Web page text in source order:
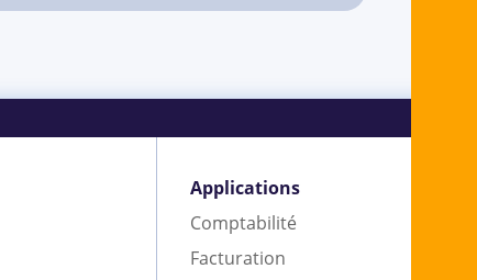
Applications
Comptabilité
Facturation